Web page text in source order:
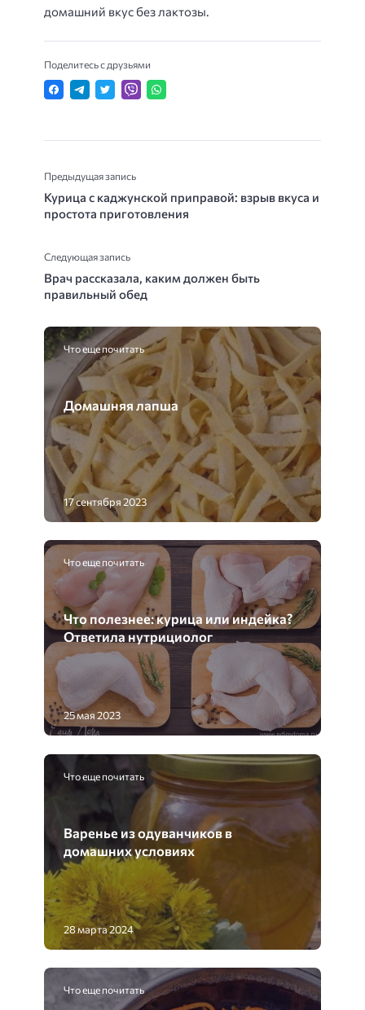
домашний вкус без лактозы.
Поделитесь с друзьями
Предыдущая запись
Курица с каджунской приправой: взрыв вкуса и
простота приготовления
Следующая запись
Врач рассказала, каким должен быть
правильный обед
Что еще почитать
Домашняя лапша
17 сентября 2023
Что еще почитать
Что полезнее: курица или индейка?
Ответила нутрициолог
25 мая 2023
Что еще почитать
Варенье из одуванчиков в
домашних условиях
28 марта 2024
Что еще почитать